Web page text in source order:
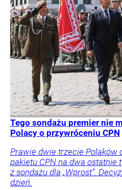
Tego sondażu premier nie
Polacy o przywróceniu CPN
Prawie dwie trzecie Polaków
pakietu CPN na dwa ostatnie
z sondażu dla „Wprost”.
dzień.